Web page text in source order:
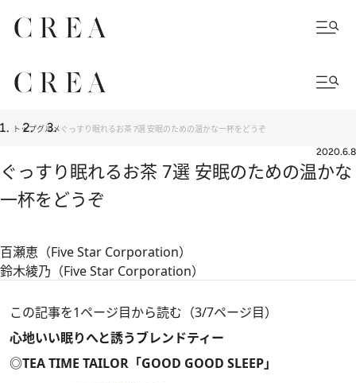
トップグルメ ぐっすり眠れるお茶 7選 安眠のための温かな一杯をどうぞ
2020.6.8
ぐっすり眠れるお茶 7選 安眠のための温かな
一杯をどうぞ
百瀬恵（Five Star Corporation）
鈴木綾乃（Five Star Corporation）
この記事を1ページ目から読む（3/7ページ目）
心地いい眠りへと誘うブレンドティー
◎TEA TIME TAILOR「GOOD GOOD SLEEP」